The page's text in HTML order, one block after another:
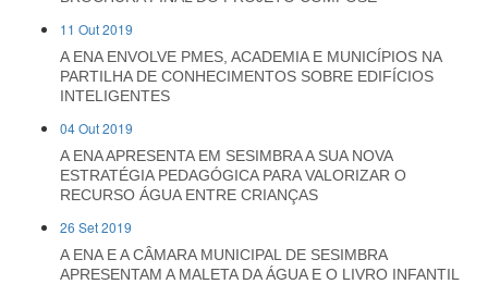
11 Out 2019
A ENA ENVOLVE PMES, ACADEMIA E MUNICÍPIOS NA
PARTILHA DE CONHECIMENTOS SOBRE EDIFÍCIOS
INTELIGENTES
04 Out 2019
A ENA APRESENTA EM SESIMBRA A SUA NOVA
ESTRATÉGIA PEDAGÓGICA PARA VALORIZAR O
RECURSO ÁGUA ENTRE CRIANÇAS
26 Set 2019
A ENA E A CÂMARA MUNICIPAL DE SESIMBRA
APRESENTAM A MALETA DA ÁGUA E O LIVRO INFANTIL